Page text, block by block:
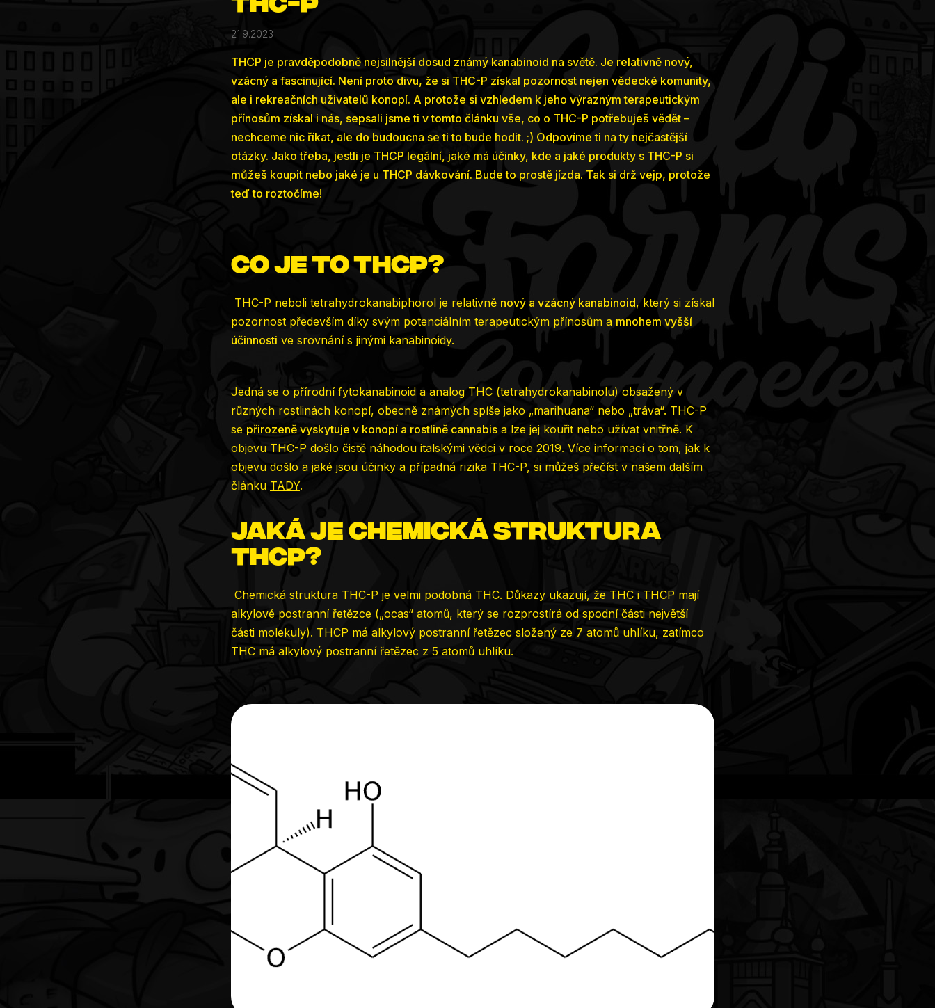
21.9.2023
THCP je pravděpodobně nejsilnější dosud známý kanabinoid na světě. Je relativně nový,
vzácný a fascinující. Není proto divu, že si THC-P získal pozornost nejen vědecké komunity,
ale i rekreačních uživatelů konopí. A protože si vzhledem k jeho výrazným terapeutickým
přínosům získal i nás, sepsali jsme ti v tomto článku vše, co o THC-P potřebuješ vědět –
nechceme nic říkat, ale do budoucna se ti to bude hodit. ;) Odpovíme ti na ty nejčastější
otázky. Jako třeba, jestli je THCP legální, jaké má účinky, kde a jaké produkty s THC-P si
můžeš koupit nebo jaké je u THCP dávkování. Bude to prostě jízda. Tak si drž vejp, protože
teď to roztočíme!
Co je to THCP?
THC-P neboli tetrahydrokanabiphorol je relativně nový a vzácný kanabinoid, který si získal
pozornost především díky svým potenciálním terapeutickým přínosům a mnohem vyšší
účinnosti ve srovnání s jinými kanabinoidy.
Jedná se o přírodní fytokanabinoid a analog THC (tetrahydrokanabinolu) obsažený v
různých rostlinách konopí, obecně známých spíše jako „marihuana“ nebo „tráva“. THC-P
se přirozeně vyskytuje v konopí a rostlině cannabis a lze jej kouřit nebo užívat vnitřně. K
objevu THC-P došlo čistě náhodou italskými vědci v roce 2019. Více informací o tom, jak k
objevu došlo a jaké jsou účinky a případná rizika THC-P, si můžeš přečíst v našem dalším
článku TADY.
Jaká je chemická struktura
THCP?
Chemická struktura THC-P je velmi podobná THC. Důkazy ukazují, že THC i THCP mají
alkylové postranní řetězce („ocas“ atomů, který se rozprostírá od spodní části největší
části molekuly). THCP má alkylový postranní řetězec složený ze 7 atomů uhlíku, zatímco
THC má alkylový postranní řetězec z 5 atomů uhlíku.